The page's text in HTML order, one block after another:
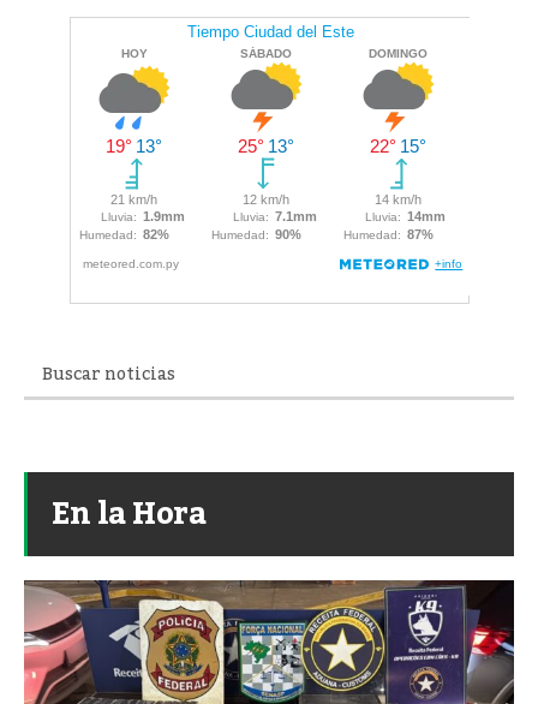
En la Hora